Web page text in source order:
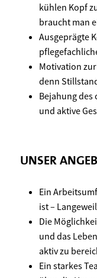
kühlen Kopf
braucht man
Ausgeprägte
Motivation
denn
Bejahung
und aktive
UNSER
Ein
ist –
Die
und das
aktiv zu
Ein starkes